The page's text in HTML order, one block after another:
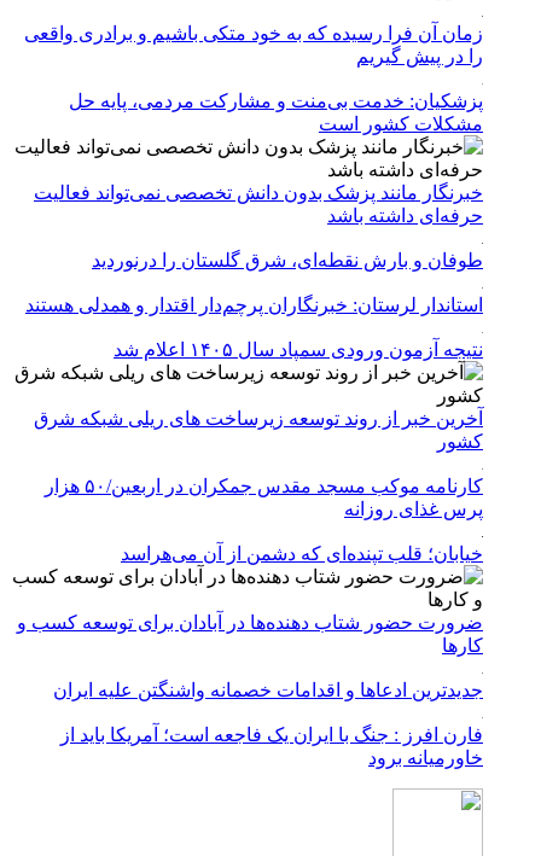
زمان آن فرا رسیده که به خود متکی باشیم و برادری واقعی
را در پیش گیریم
پزشکیان: خدمت بی‌منت و مشارکت مردمی، پایه حل
مشکلات کشور است
خبرنگار مانند پزشک بدون دانش تخصصی نمی‌تواند فعالیت
حرفه‌ای داشته باشد
طوفان و بارش نقطه‌ای، شرق گلستان را درنوردید
استاندار لرستان: خبرنگاران پرچم‌دار اقتدار و همدلی هستند
نتیجه آزمون ورودی سمپاد سال ۱۴۰۵ اعلام شد
آخرین خبر از روند توسعه زیرساخت های ریلی شبکه شرق
کشور
کارنامه موکب مسجد مقدس جمکران در اربعین/۵۰ هزار
پرس غذای روزانه
خیابان؛ قلب تپنده‌ای که دشمن از آن می‌هراسد
ضرورت حضور شتاب ‌دهنده‌ها در آبادان برای توسعه کسب‌ و
کارها
جدیدترین ادعاها و اقدامات خصمانه واشنگتن علیه ایران
فارن افرز : جنگ با ایران یک فاجعه است؛ آمریکا باید از
خاورمیانه برود